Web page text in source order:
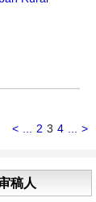
< 2 3 4 >
稿人